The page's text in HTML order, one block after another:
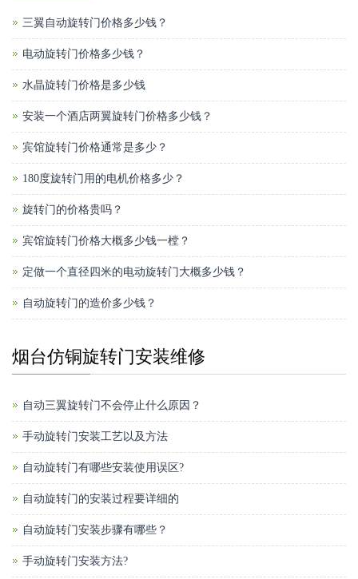
三翼自动旋转门价格多少钱？
电动旋转门价格多少钱？
水晶旋转门价格是多少钱
安装一个酒店两翼旋转门价格多少钱？
宾馆旋转门价格通常是多少？
180度旋转门用的电机价格多少？
旋转门的价格贵吗？
宾馆旋转门价格大概多少钱一樘？
定做一个直径四米的电动旋转门大概多少钱？
自动旋转门的造价多少钱？
烟台仿铜旋转门安装维修
自动三翼旋转门不会停止什么原因？
手动旋转门安装工艺以及方法
自动旋转门有哪些安装使用误区?
自动旋转门的安装过程要详细的
自动旋转门安装步骤有哪些？
手动旋转门安装方法?